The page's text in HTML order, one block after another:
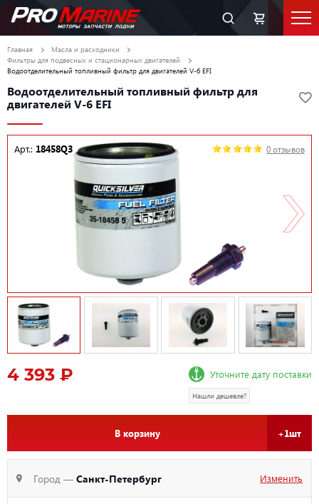
Главная
Масла и расходники
Фильтры для подвесных и стационарных двигателей
Водоотделительный топливный фильтр для двигателей V-6 EFI
Водоотделительный топливный фильтр для
двигателей V-6 EFI
Арт.: 18458Q3 0 отзывов
4 393 ₽ Уточните дату поставки
Нашли дешевле?
В корзину +1шт
Город — Санкт-Петербург Изменить